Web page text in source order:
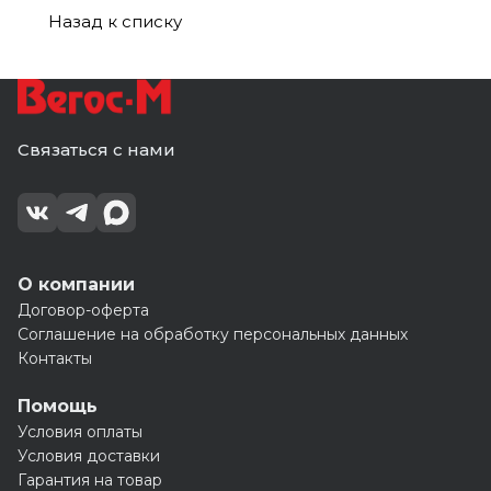
Назад к списку
Связаться с нами
О компании
Договор-оферта
Соглашение на обработку персональных данных
Контакты
Помощь
Условия оплаты
Условия доставки
Гарантия на товар